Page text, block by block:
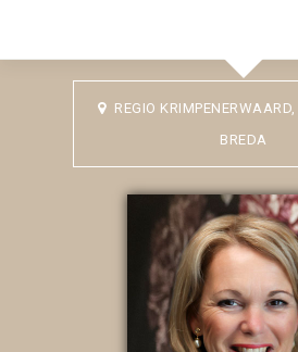
REGIO KRIMPENERWAARD,
BREDA